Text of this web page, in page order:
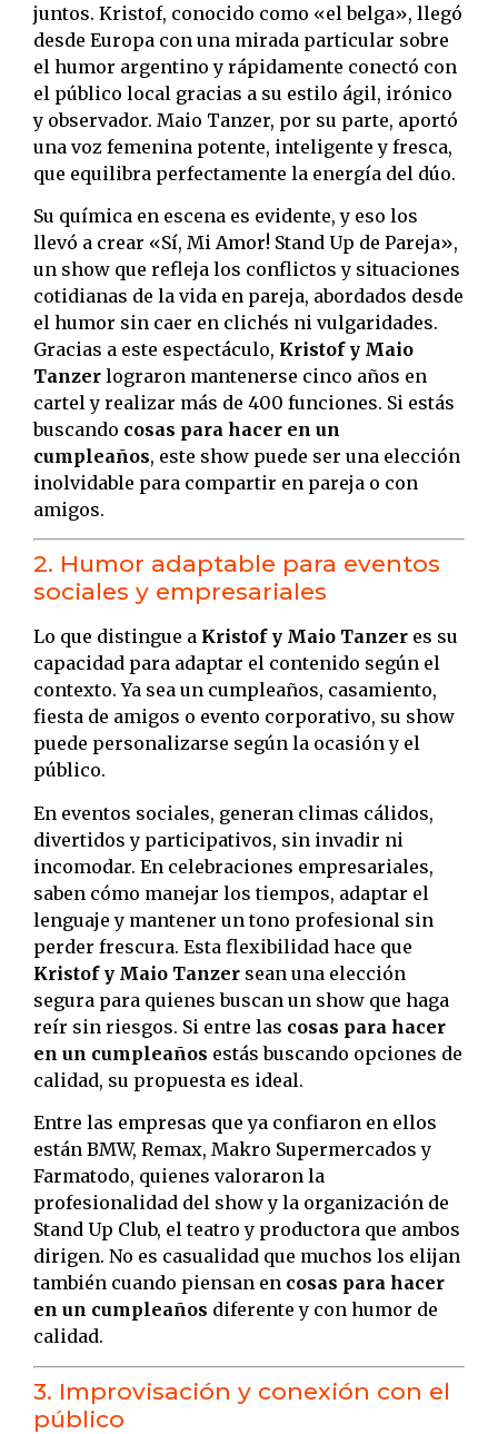
juntos. Kristof, conocido como «el belga», llegó
desde Europa con una mirada particular sobre
el humor argentino y rápidamente conectó con
el público local gracias a su estilo ágil, irónico
y observador. Maio Tanzer, por su parte, aportó
una voz femenina potente, inteligente y fresca,
que equilibra perfectamente la energía del dúo.
Su química en escena es evidente, y eso los
llevó a crear «Sí, Mi Amor! Stand Up de Pareja»,
un show que refleja los conflictos y situaciones
cotidianas de la vida en pareja, abordados desde
el humor sin caer en clichés ni vulgaridades.
Gracias a este espectáculo, Kristof y Maio
Tanzer lograron mantenerse cinco años en
cartel y realizar más de 400 funciones. Si estás
buscando cosas para hacer en un
cumpleaños, este show puede ser una elección
inolvidable para compartir en pareja o con
amigos.
2. Humor adaptable para eventos
sociales y empresariales
Lo que distingue a Kristof y Maio Tanzer es su
capacidad para adaptar el contenido según el
contexto. Ya sea un cumpleaños, casamiento,
fiesta de amigos o evento corporativo, su show
puede personalizarse según la ocasión y el
público.
En eventos sociales, generan climas cálidos,
divertidos y participativos, sin invadir ni
incomodar. En celebraciones empresariales,
saben cómo manejar los tiempos, adaptar el
lenguaje y mantener un tono profesional sin
perder frescura. Esta flexibilidad hace que
Kristof y Maio Tanzer sean una elección
segura para quienes buscan un show que haga
reír sin riesgos. Si entre las cosas para hacer
en un cumpleaños estás buscando opciones de
calidad, su propuesta es ideal.
Entre las empresas que ya confiaron en ellos
están BMW, Remax, Makro Supermercados y
Farmatodo, quienes valoraron la
profesionalidad del show y la organización de
Stand Up Club, el teatro y productora que ambos
dirigen. No es casualidad que muchos los elijan
también cuando piensan en cosas para hacer
en un cumpleaños diferente y con humor de
calidad.
3. Improvisación y conexión con el
público